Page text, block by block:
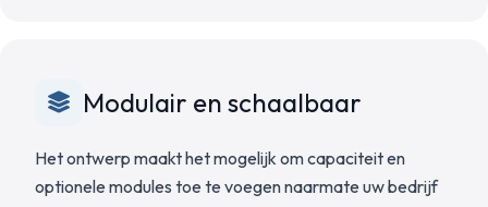
Modulair en schaalbaar
Het ontwerp maakt het mogelijk om capaciteit en
optionele modules toe te voegen naarmate uw bedrijf